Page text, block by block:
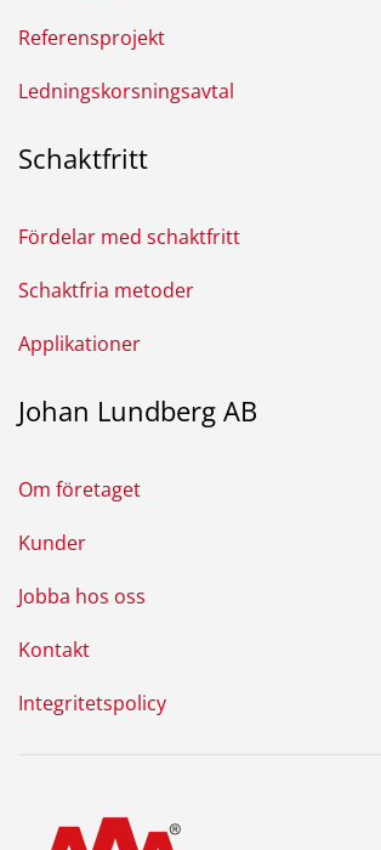
Referensprojekt
Ledningskorsningsavtal
Schaktfritt
Fördelar med schaktfritt
Schaktfria metoder
Applikationer
Johan Lundberg AB
Om företaget
Kunder
Jobba hos oss
Kontakt
Integritetspolicy